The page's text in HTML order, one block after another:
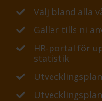
Välj bland alla
Gäller tills ni
HR-portal för
statistik